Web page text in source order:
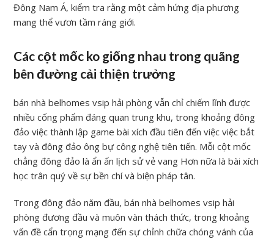
Đông Nam Á, kiểm tra rằng một cảm hứng địa phương
mang thể vươn tầm ráng giới.
Các cột mốc ko giống nhau trong quãng
bên đường cải thiện trưởng
bán nhà belhomes vsip hải phòng vẫn chỉ chiếm lĩnh được
nhiều cống phẩm đáng quan trung khu, trong khoảng đông
đảo việc thành lập game bài xích đầu tiên đến việc việc bắt
tay và đông đảo ông bự công nghệ tiên tiến. Mỗi cột mốc
chẳng đông đảo là ẩn ấn lịch sử vẻ vang Hơn nữa là bài xích
học trân quý về sự bền chí và biện pháp tân.
Trong đông đảo năm đầu, bán nhà belhomes vsip hải
phòng đương đầu và muôn vàn thách thức, trong khoảng
vấn đề cẩn trọng mạng đến sự chỉnh chữa chóng vánh của